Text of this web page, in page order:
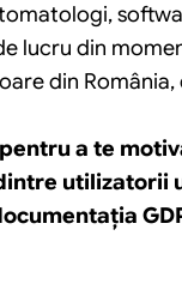
lucru din
din
a te